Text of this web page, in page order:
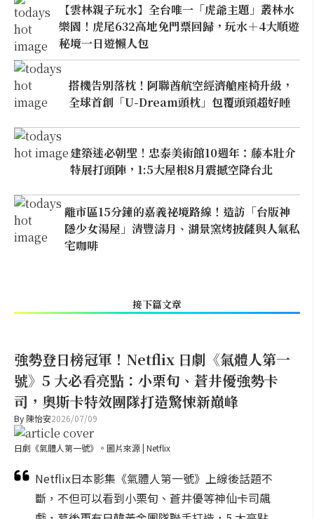
【雲林親子玩水】全台唯一「虎爺主題」叢林水
樂園！虎尾632高地免門票回歸，玩水＋4大順遊
秘境一日遊懶人包
搭機告別落枕！阿聯酋航空經濟艙座椅升級，
全球首創「U-Dream頭枕」包覆頭頸超好睡
建築迷必朝聖！忠泰美術館10週年：藤本壯介
特展打頭陣，1:5大屋根8月震撼空降台北
離市區15分鐘的嘉義祕境路線！造訪「台版神
隱少女湯屋」清豐濤月、湖景窯烤披薩與人氣私
宅咖啡
接下篇文章
強勢登日榜冠軍！Netflix 日劇《氣體人第一
號》5 大必看亮點：小栗旬、蒼井優強勢卡
司，奧斯卡特效團隊打造驚悚新巔峰
By 陳怡安2026/07/09
日劇《氣體人第一號》。圖片來源 | Netflix
Netflix日本影集《氣體人第一號》上線後話題不
斷，不但可以看到小栗旬、蒼井優等神仙卡司飆